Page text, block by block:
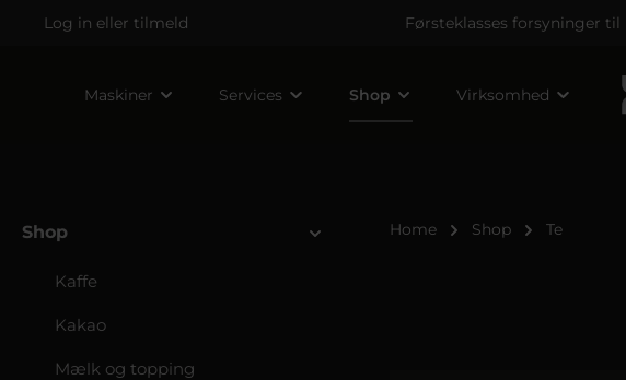
Log in eller tilmeld Førsteklasses forsyninger
Maskiner Services Shop Virksomhed
Shop
Kaffe
Kakao
Mælk og topping
Home Shop Te